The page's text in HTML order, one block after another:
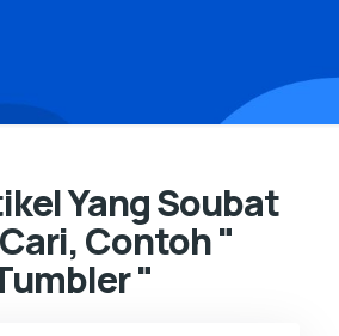
Yang Soubat
Contoh "
"